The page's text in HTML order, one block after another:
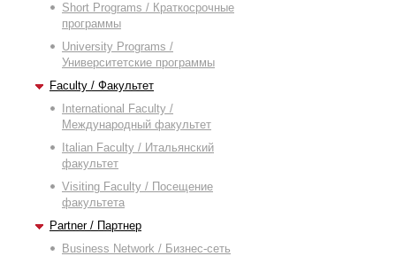
Short Programs / Краткосрочные
программы
University Programs /
Университетские программы
Faculty / Факультет
International Faculty /
Международный факультет
Italian Faculty / Итальянский
факультет
Visiting Faculty / Посещение
факультета
Partner / Партнер
Business Network / Бизнес-сеть